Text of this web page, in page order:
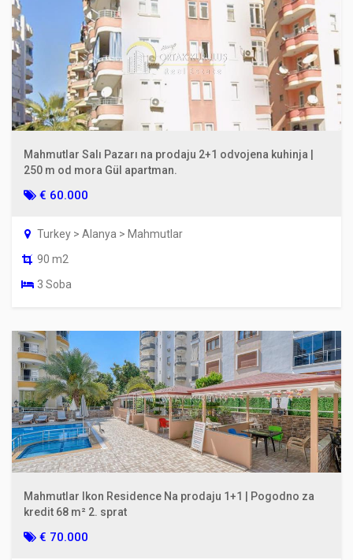
Mahmutlar Salı Pazarı na prodaju 2+1 odvojena kuhinja |
250 m od mora Gül apartman.
€ 60.000
Turkey > Alanya > Mahmutlar
90 m2
3 Soba
Mahmutlar Ikon Residence Na prodaju 1+1 | Pogodno za
kredit 68 m² 2. sprat
€ 70.000